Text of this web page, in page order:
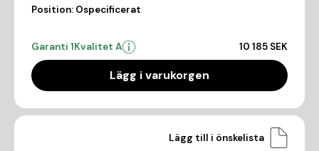
Position: Ospecificerat
Garanti 1Kvalitet A 10 185 SEK
Lägg i varukorgen
Lägg till i önskelista